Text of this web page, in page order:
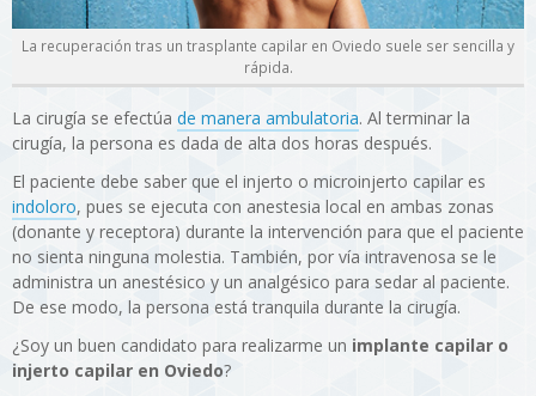
La recuperación tras un trasplante capilar en Oviedo suele ser sencilla y
rápida.
La cirugía se efectúa de manera ambulatoria. Al terminar la
cirugía, la persona es dada de alta dos horas después.
El paciente debe saber que el injerto o microinjerto capilar es
indoloro, pues se ejecuta con anestesia local en ambas zonas
(donante y receptora) durante la intervención para que el paciente
no sienta ninguna molestia. También, por vía intravenosa se le
administra un anestésico y un analgésico para sedar al paciente.
De ese modo, la persona está tranquila durante la cirugía.
¿Soy un buen candidato para realizarme un implante capilar o
injerto capilar en Oviedo?